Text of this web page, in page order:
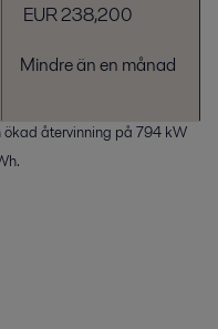
EUR 238,200
Mindre än en månad
återvinning på 794 kW